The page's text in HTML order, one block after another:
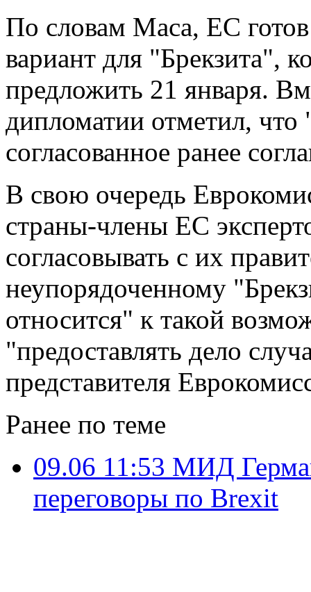
По словам Маса, ЕС готов
вариант для "Брекзита",
предложить 21 января.
дипломатии отметил,
согласованное ранее
В свою очередь
страны-члены ЕС
согласовывать с их
неупорядоченному
относится" к такой
"предоставлять дело
представителя
Ранее по теме
09.06 11:53 МИД
переговоры по Brexit